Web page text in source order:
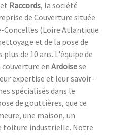
et Raccords, la société
de Couverture située
Concelles (Loire Atlantique
et de la pose de
de 10 ans. L'équipe de
enArdoisese
expertise et leur savoir-
spécialisés dans le
de gouttières, que ce
une maison, un
toiture industrielle. Notre